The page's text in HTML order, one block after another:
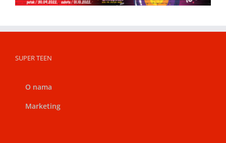
SUPER TEEN
O nama
Marketing